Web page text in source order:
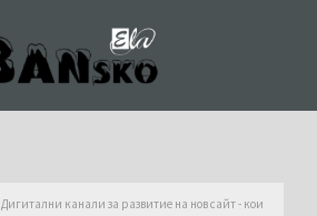
Дигитални канали за развитие на нов сайт - кои